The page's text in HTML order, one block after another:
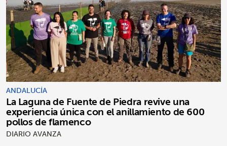
ANDALUCÍA
La Laguna de Fuente de Piedra revive una
experiencia única con el anillamiento de 600
pollos de flamenco
DIARIO AVANZA